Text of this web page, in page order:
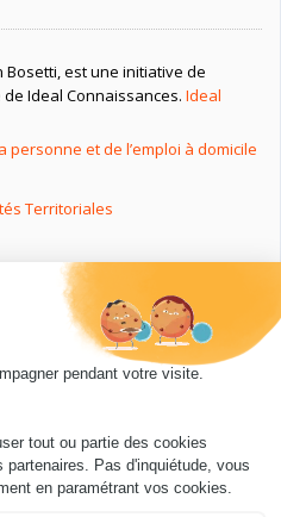
Bosetti, est une initiative de
Ideal Connaissances. Ideal
personne et de l’emploi à domicile
Territoriales